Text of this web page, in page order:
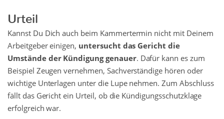
Urteil
Kannst Du Dich auch beim Kammertermin nicht mit Deinem
Arbeitgeber einigen, untersucht das Gericht die
Umstände der Kündigung genauer. Dafür kann es zum
Beispiel Zeugen vernehmen, Sachverständige hören oder
wichtige Unterlagen unter die Lupe nehmen. Zum Abschluss
fällt das Gericht ein Urteil, ob die Kündigungsschutzklage
erfolgreich war.